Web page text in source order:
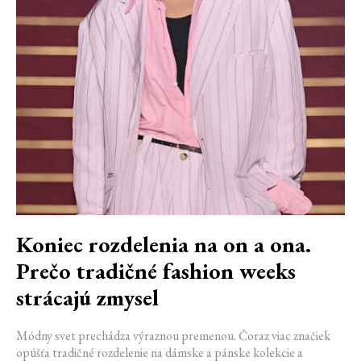
Koniec rozdelenia na on a ona.
Prečo tradičné fashion weeks
strácajú zmysel
Módny svet prechádza výraznou premenou. Čoraz viac značiek
opúšťa tradičné rozdelenie na dámske a pánske kolekcie a